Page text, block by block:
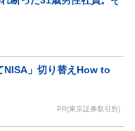
NISA」切り替えHow to
PR(東京証券取引所)